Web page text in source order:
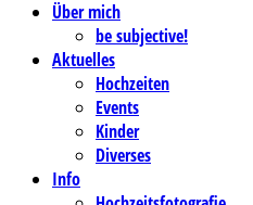
Über mich
be subjective!
Aktuelles
Hochzeiten
Events
Kinder
Diverses
Info